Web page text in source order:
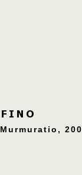
Murmuratio,